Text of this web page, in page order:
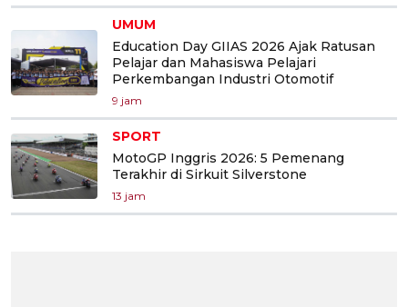
UMUM
Education Day GIIAS 2026 Ajak Ratusan
Pelajar dan Mahasiswa Pelajari
Perkembangan Industri Otomotif
9 jam
SPORT
MotoGP Inggris 2026: 5 Pemenang
Terakhir di Sirkuit Silverstone
13 jam